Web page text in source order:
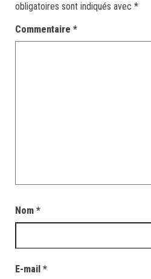
obligatoires sont indiqués avec *
Commentaire *
Nom *
E-mail *